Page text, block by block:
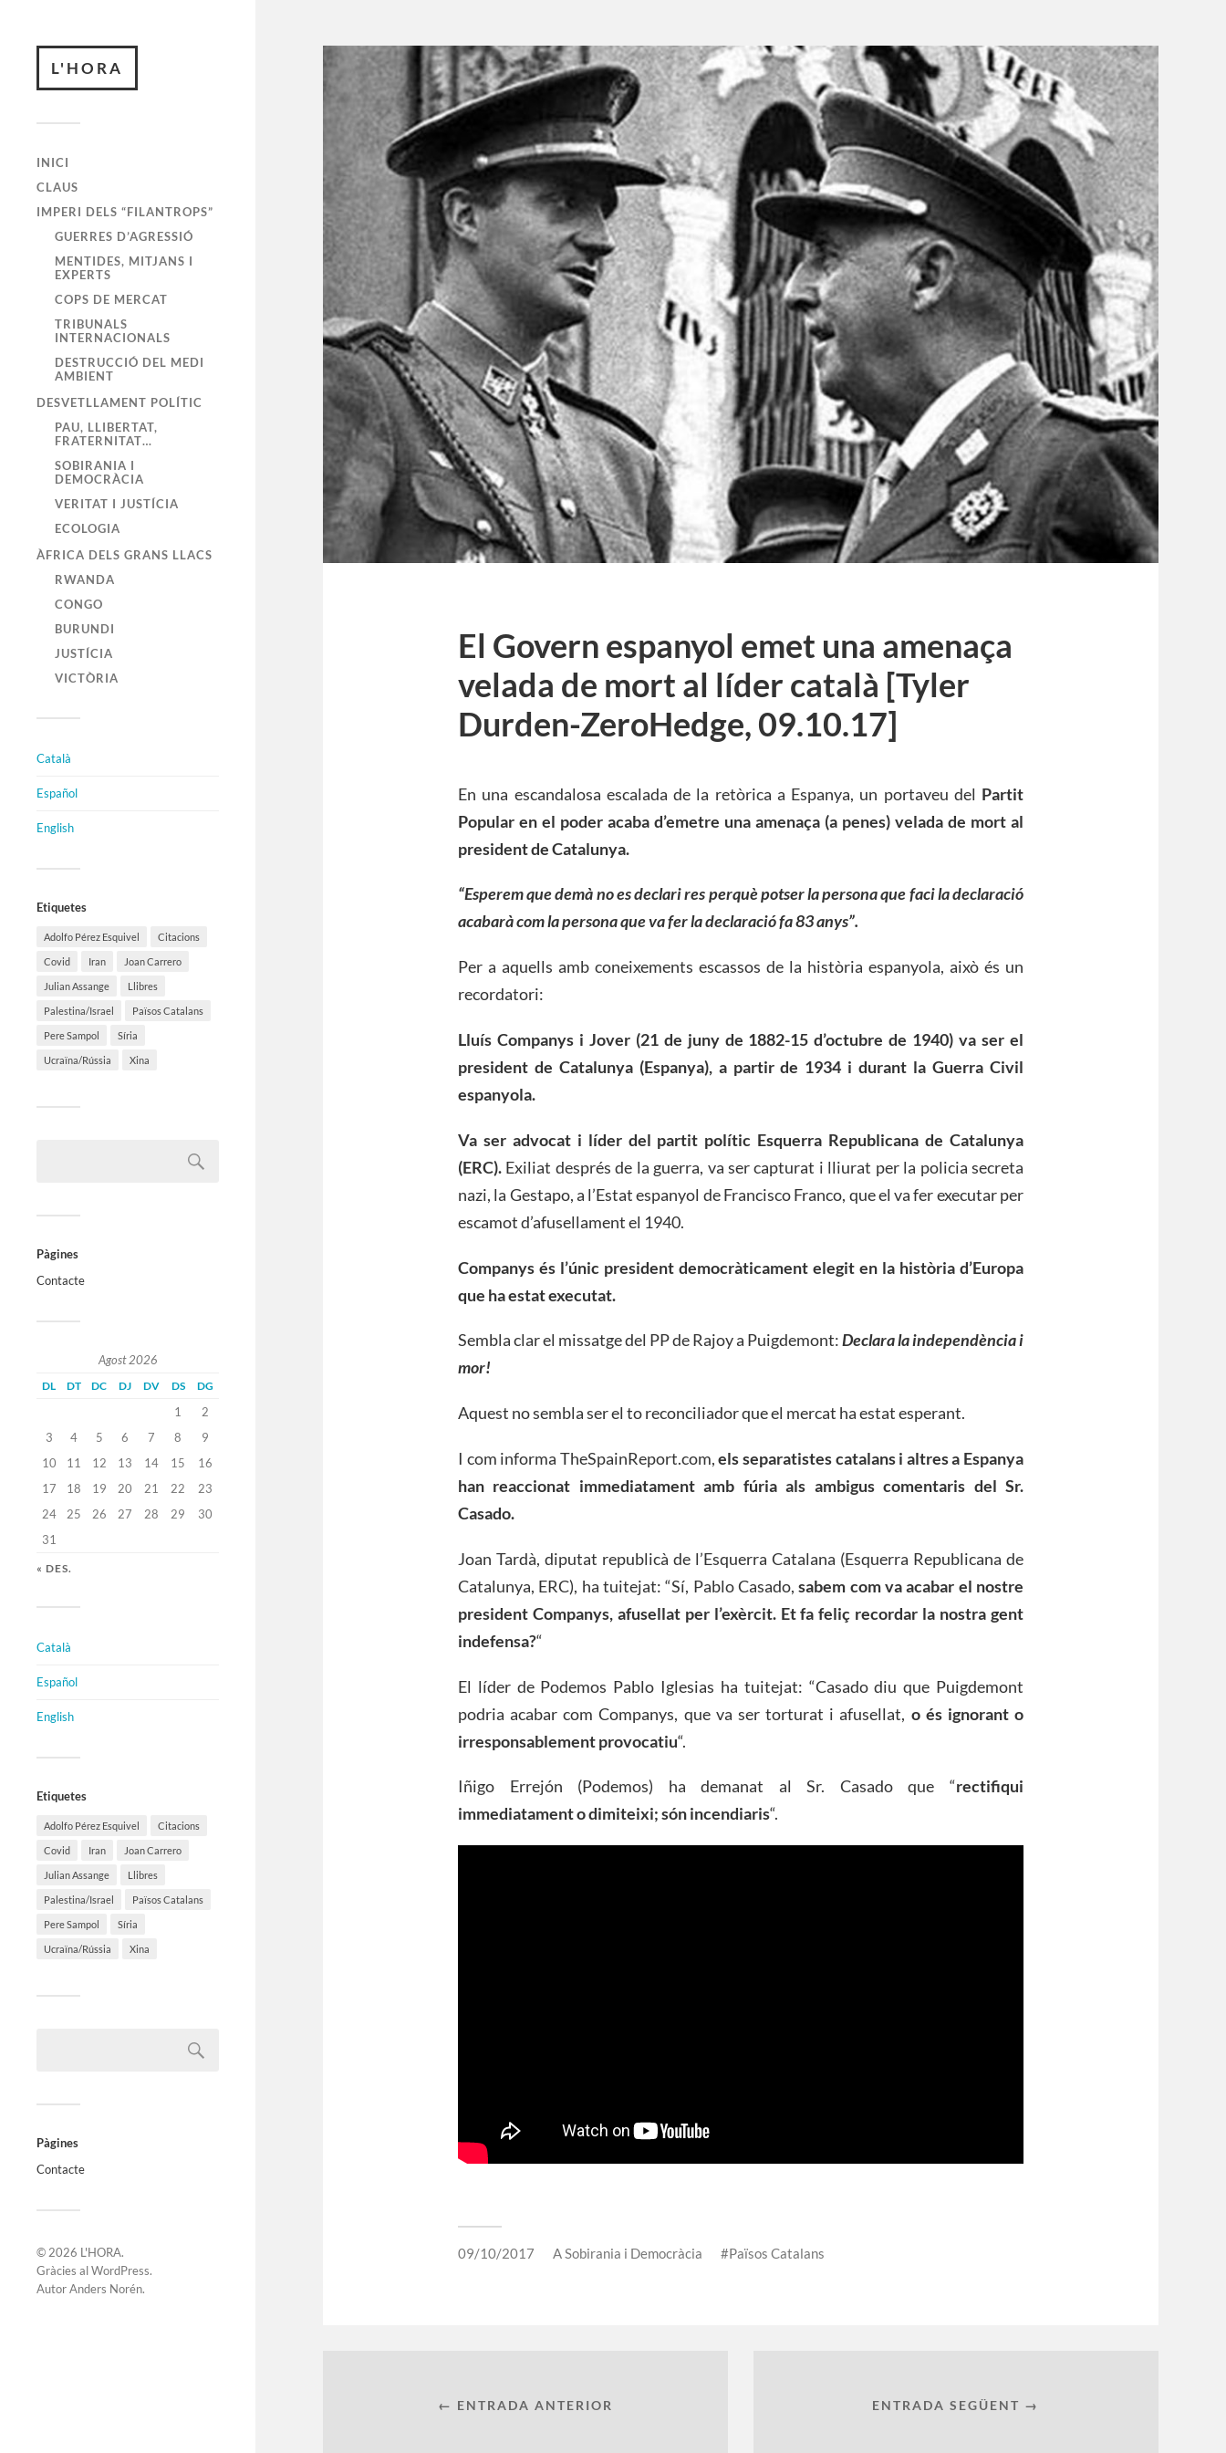
L'HORA
INICI
CLAUS
IMPERI DELS “FILANTROPS”
GUERRES D’AGRESSIÓ
MENTIDES, MITJANS I
EXPERTS
COPS DE MERCAT
TRIBUNALS
INTERNACIONALS
DESTRUCCIÓ DEL MEDI
AMBIENT
DESVETLLAMENT POLÍTIC
PAU, LLIBERTAT,
FRATERNITAT…
SOBIRANIA I
DEMOCRÀCIA
VERITAT I JUSTÍCIA
ECOLOGIA
ÀFRICA DELS GRANS LLACS
RWANDA
CONGO
BURUNDI
JUSTÍCIA
VICTÒRIA
Català
Español
English
Etiquetes
Adolfo Pérez Esquivel Citacions
Covid Iran Joan Carrero
Julian Assange Llibres
Palestina/Israel Països Catalans
Pere Sampol Síria
Ucraïna/Rússia Xina
Pàgines
Contacte
Agost 2026
DL DT DC DJ DV DS DG
1
2
3
4 5 6 7 8
9
10
11 12 13 14 15
16
17
18 19 20 21 22
23
24
25 26 27 28 29
30
31
« DES.
Català
Español
English
Etiquetes
Adolfo Pérez Esquivel Citacions
Covid Iran Joan Carrero
Julian Assange Llibres
Palestina/Israel Països Catalans
Pere Sampol Síria
Ucraïna/Rússia Xina
Pàgines
Contacte
© 2026 L'HORA.
Gràcies alWordPress.
AutorAnders Norén.
El Govern espanyol emet una amenaça
velada de mort al líder català [Tyler
Durden-ZeroHedge, 09.10.17]
En una escandalosa escalada de la retòrica a Espanya, un portaveu del Partit
Popular en el poder acaba d’emetre una amenaça (a penes) velada de mort al
president de Catalunya.
“Esperem que demà no es declari res perquè potser la persona que faci la declaració
acabarà com la persona que va fer la declaració fa 83 anys”.
Per a aquells amb coneixements escassos de la història espanyola, això és un
recordatori:
Lluís Companys i Jover (21 de juny de 1882-15 d’octubre de 1940) va ser el
president de Catalunya (Espanya), a partir de 1934 i durant la Guerra Civil
espanyola.
Va ser advocat i líder del partit polític Esquerra Republicana de Catalunya
(ERC). Exiliat després de la guerra, va ser capturat i lliurat per la policia secreta
nazi, la Gestapo, a l’Estat espanyol de Francisco Franco, que el va fer executar per
escamot d’afusellament el 1940.
Companys és l’únic president democràticament elegit en la història d’Europa
que ha estat executat.
Sembla clar el missatge del PP de Rajoy a Puigdemont:Declara la independència i
mor!
Aquest no sembla ser el to reconciliador que el mercat ha estat esperant.
I com informa TheSpainReport.com,els separatistes catalans i altres a Espanya
han reaccionat immediatament amb fúria als ambigus comentaris del Sr.
Casado.
Joan Tardà, diputat republicà de l’Esquerra Catalana (Esquerra Republicana de
Catalunya, ERC), ha tuitejat: “Sí, Pablo Casado,sabem com va acabar el nostre
president Companys, afusellat per l’exèrcit. Et fa feliç recordar la nostra gent
indefensa?“
El líder de Podemos Pablo Iglesias ha tuitejat: “Casado diu que Puigdemont
podria acabar com Companys, que va ser torturat i afusellat, o és ignorant o
irresponsablement provocatiu“.
Iñigo Errejón (Podemos) ha demanat al Sr. Casado que “rectifiqui
immediatament o dimiteixi; són incendiaris“.
09/10/2017 ASobirania i Democràcia Països Catalans
← ENTRADA ANTERIOR ENTRADA SEGÜENT →